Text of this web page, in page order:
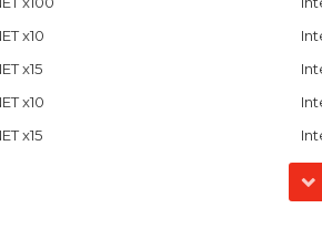
x10
x15
x10
x15